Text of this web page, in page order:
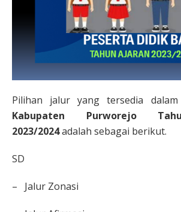
Pilihan jalur yang tersedia dalam
Kabupaten Purworejo
2023/2024adalah sebagai berikut.
SD
– Jalur Zonasi